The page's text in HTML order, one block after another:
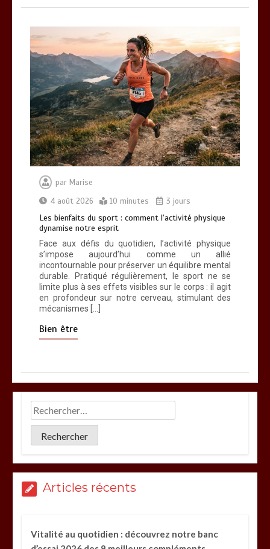
par Marise
4 août 2026
10 minutes 3 jours
Les bienfaits du sport : comment l’activité physique
dynamise notre esprit
Face aux défis du quotidien, l’activité physique
s’impose aujourd’hui comme un allié
incontournable pour préserver un équilibre mental
durable. Pratiqué régulièrement, le sport ne se
limite plus à ses effets visibles sur le corps : il agit
en profondeur sur notre cerveau, stimulant des
mécanismes […]
Bien être
Articles récents
Vitalité au quotidien : découvrez notre banc